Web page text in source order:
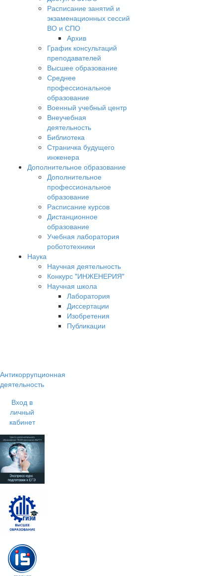
Расписание занятий и
экзаменационных сессий
ВО и СПО
Архив
График консультаций
преподавателей
Высшее образование
Среднее
профессиональное
образование
Военный учебный центр
Внеучебная
деятельность
Библиотека
Страничка будущего
инженера
Дополнительное образование
Дополнительное
профессиональное
образование
Расписание курсов
Дистанционное
образование
Учебная лаборатория
робототехники
Наука
Научная деятельность
Конкурс "ИНЖЕНЕРИЯ"
Научная школа
Лаборатория
Диссертации
Изобретения
Публикации
Антикоррупционная
деятельность
Вход в
личный
кабинет